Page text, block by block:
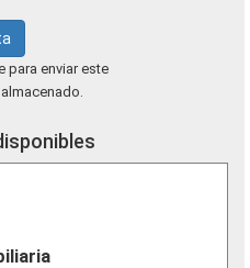
para enviar este